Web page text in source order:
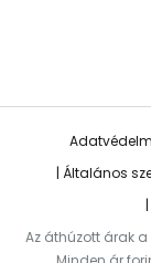
Általános
Az áthúzott árak